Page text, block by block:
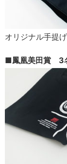
オリジナル手提
■鳳凰美田賞 3